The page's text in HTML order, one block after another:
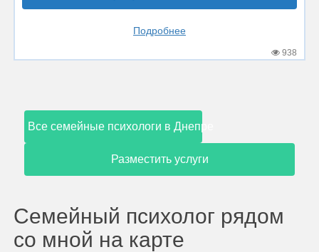
Подробнее
938
Все семейные психологи в Днепре
Разместить услуги
Семейный психолог рядом
со мной на карте